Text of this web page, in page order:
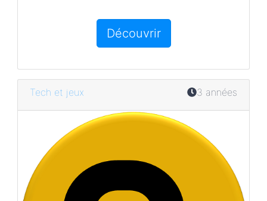
Découvrir
Tech et jeux 3 années